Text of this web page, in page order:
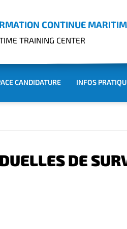
CONTINUE
TRAINING CENTER
CANDIDATURE INFOS
DE